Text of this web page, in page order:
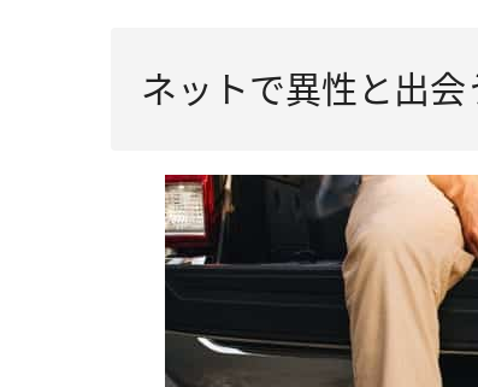
ネットで異性と出